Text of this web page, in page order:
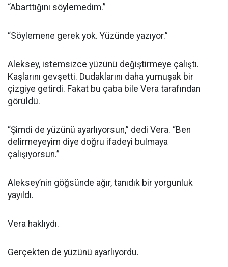
“Abarttığını söylemedim.”
“Söylemene gerek yok. Yüzünde yazıyor.”
Aleksey, istemsizce yüzünü değiştirmeye çalıştı.
Kaşlarını gevşetti. Dudaklarını daha yumuşak bir
çizgiye getirdi. Fakat bu çaba bile Vera tarafından
görüldü.
“Şimdi de yüzünü ayarlıyorsun,” dedi Vera. “Ben
delirmeyeyim diye doğru ifadeyi bulmaya
çalışıyorsun.”
Aleksey’nin göğsünde ağır, tanıdık bir yorgunluk
yayıldı.
Vera haklıydı.
Gerçekten de yüzünü ayarlıyordu.